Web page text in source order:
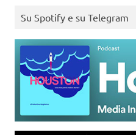
Su Spotify e su Telegram